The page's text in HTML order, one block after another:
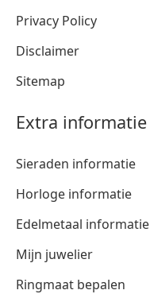
Privacy Policy
Disclaimer
Sitemap
Extra informatie
Sieraden informatie
Horloge informatie
Edelmetaal informatie
Mijn juwelier
Ringmaat bepalen